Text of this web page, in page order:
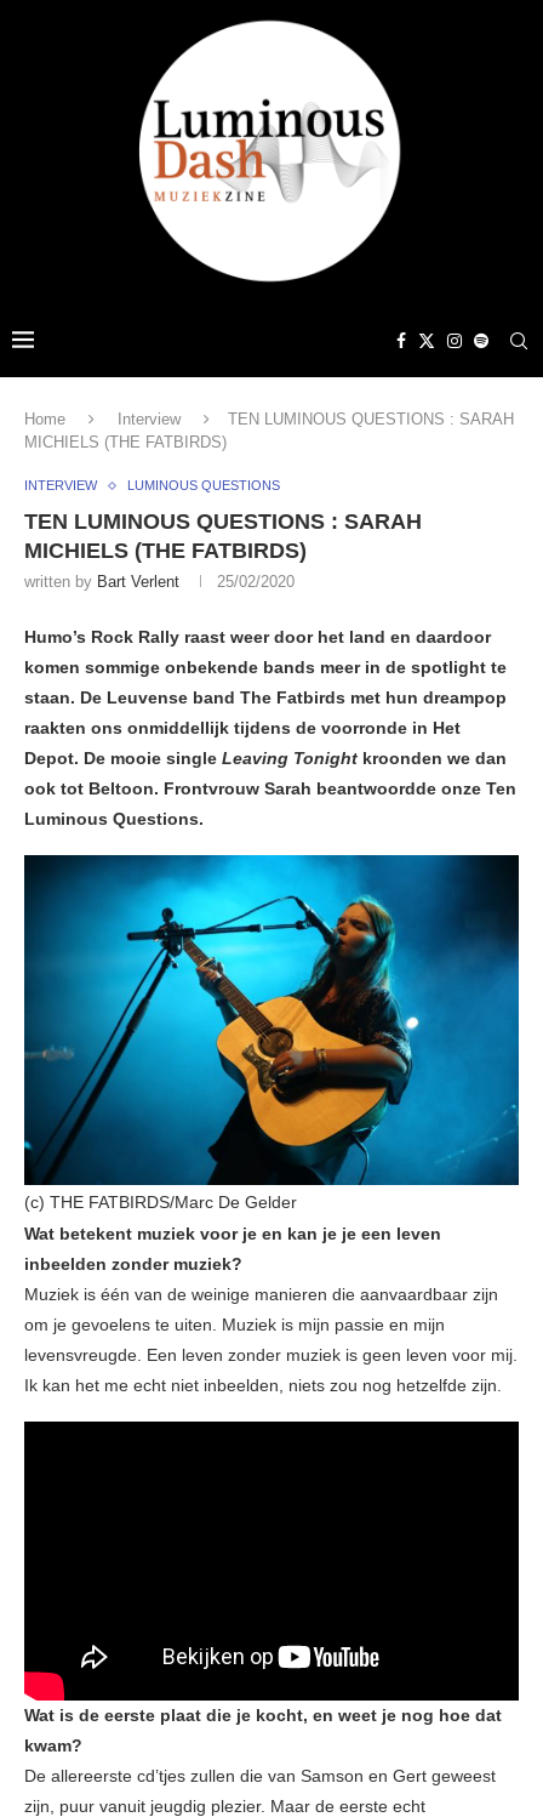
Home Interview
TEN LUMINOUS QUESTIONS : SARAH
MICHIELS (THE FATBIRDS)
INTERVIEW LUMINOUS QUESTIONS
TEN LUMINOUS QUESTIONS : SARAH
MICHIELS (THE FATBIRDS)
written by Bart Verlent 25/02/2020
Humo’s Rock Rally raast weer door het land en daardoor
komen sommige onbekende bands meer in de spotlight te
staan. De Leuvense band The Fatbirds met hun dreampop
raakten ons onmiddellijk tijdens de voorronde in Het
Depot. De mooie single Leaving Tonight kroonden we dan
ook tot Beltoon. Frontvrouw Sarah beantwoordde onze Ten
Luminous Questions.
(c) THE FATBIRDS/Marc De Gelder
Wat betekent muziek voor je en kan je je een leven
inbeelden zonder muziek?
Muziek is één van de weinige manieren die aanvaardbaar zijn
om je gevoelens te uiten. Muziek is mijn passie en mijn
levensvreugde. Een leven zonder muziek is geen leven voor mij.
Ik kan het me echt niet inbeelden, niets zou nog hetzelfde zijn.
Wat is de eerste plaat die je kocht, en weet je nog hoe dat
kwam?
De allereerste cd’tjes zullen die van Samson en Gert geweest
zijn, puur vanuit jeugdig plezier. Maar de eerste echt